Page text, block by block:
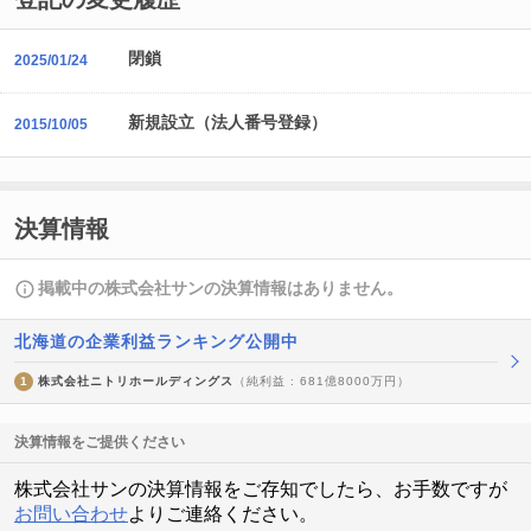
2025/01/24 閉鎖
2015/10/05 新規設立（法人番号登録）
決算情報
掲載中の株式会社サンの決算情報はありません。
北海道の企業利益ランキング公開中
1 株式会社ニトリホールディングス （純利益 : 681億8000万円）
決算情報をご提供ください
株式会社サンの決算情報をご存知でしたら、お手数ですが
お問い合わせよりご連絡ください。